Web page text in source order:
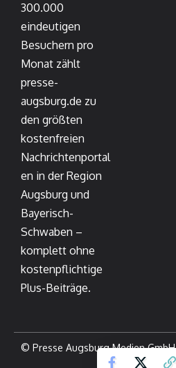
300.000
eindeutigen
Besuchern pro
Monat zählt
presse-
augsburg.de zu
den größten
kostenfreien
Nachrichtenportal
en in der Region
Augsburg und
Bayerisch-
Schwaben –
komplett ohne
kostenpflichtige
Plus-Beiträge.
© Presse Augsburg Medien GmbH